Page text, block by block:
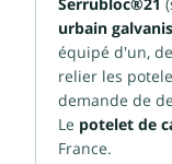
Serrubloc®21
urbain
équipé d'un,
relier les
demande de
Le potelet de
France.